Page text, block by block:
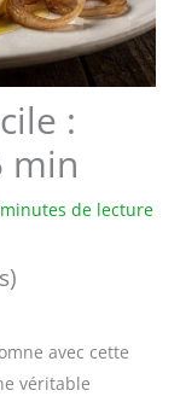
:
min
de lecture
avec cette
véritable